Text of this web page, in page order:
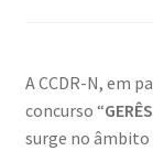
A CCDR-N, em
concurso “
surge no âmbito